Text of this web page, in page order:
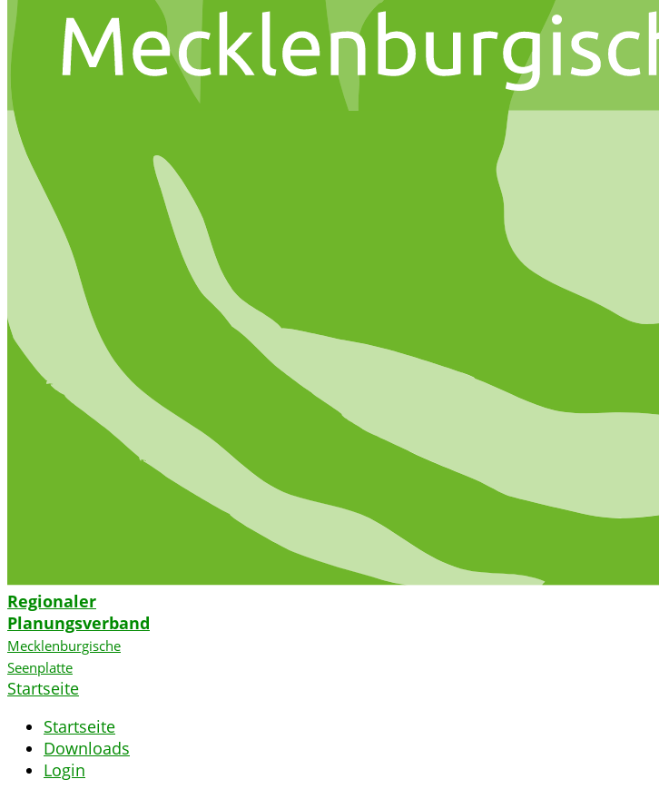
Regionaler
Planungsverband
Mecklenburgische
Seenplatte
Startseite
Startseite
Downloads
Login